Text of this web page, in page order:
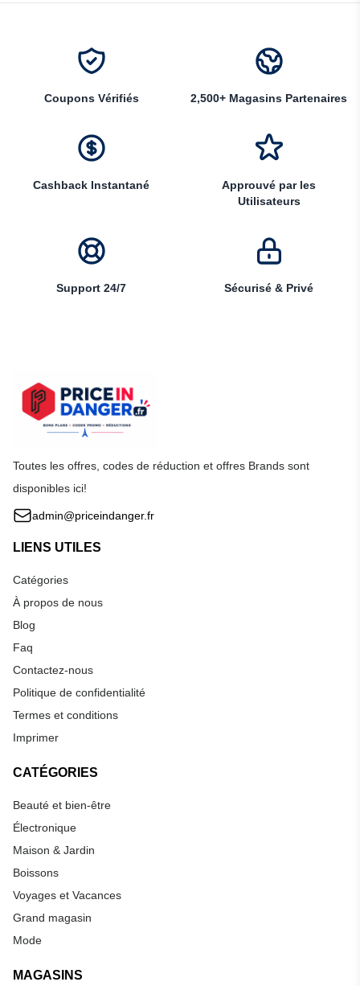
Coupons Vérifiés 2,500+ Magasins Partenaires
Cashback Instantané
Approuvé par les
Utilisateurs
Support 24/7 Sécurisé & Privé
Toutes les offres, codes de réduction et offres Brands sont
disponibles ici!
admin@priceindanger.fr
LIENS UTILES
Catégories
À propos de nous
Blog
Faq
Contactez-nous
Politique de confidentialité
Termes et conditions
Imprimer
CATÉGORIES
Beauté et bien-être
Électronique
Maison & Jardin
Boissons
Voyages et Vacances
Grand magasin
Mode
MAGASINS